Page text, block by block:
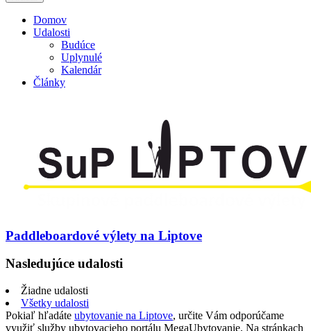
Domov
Udalosti
Budúce
Uplynulé
Kalendár
Články
Paddleboardové výlety na Liptove
Nasledujúce udalosti
Žiadne udalosti
Všetky udalosti
Pokiaľ hľadáte ubytovanie na Liptove, určite Vám odporúčame
využiť služby ubytovacieho portálu MegaUbytovanie. Na stránkach